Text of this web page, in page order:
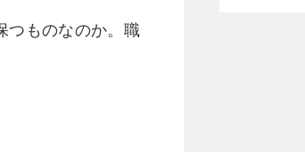
つものなのか。職